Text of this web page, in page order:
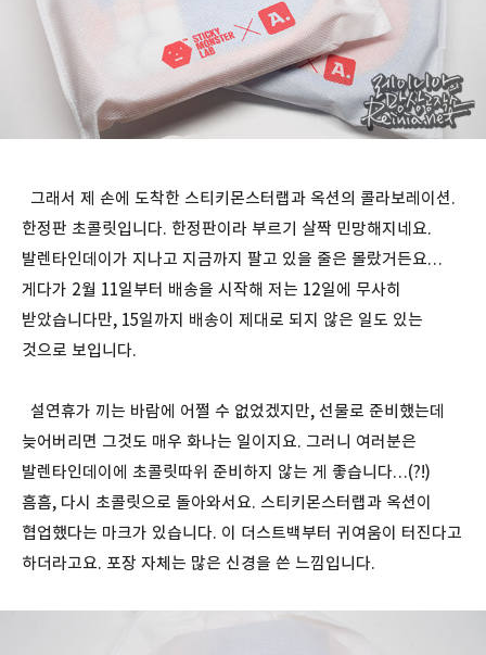
그래서 제 손에 도착한 스티키몬스터랩과 옥션의 콜라보레이션.
한정판 초콜릿입니다. 한정판이라 부르기 살짝 민망해지네요.
발렌타인데이가 지나고 지금까지 팔고 있을 줄은 몰랐거든요…
게다가 2월 11일부터 배송을 시작해 저는 12일에 무사히
받았습니다만, 15일까지 배송이 제대로 되지 않은 일도 있는
것으로 보입니다.
설연휴가 끼는 바람에 어쩔 수 없었겠지만, 선물로 준비했는데
늦어버리면 그것도 매우 화나는 일이지요. 그러니 여러분은
발렌타인데이에 초콜릿따위 준비하지 않는 게 좋습니다…(?!)
흠흠, 다시 초콜릿으로 돌아와서요. 스티키몬스터랩과 옥션이
협업했다는 마크가 있습니다. 이 더스트백부터 귀여움이 터진다고
하더라고요. 포장 자체는 많은 신경을 쓴 느낌입니다.